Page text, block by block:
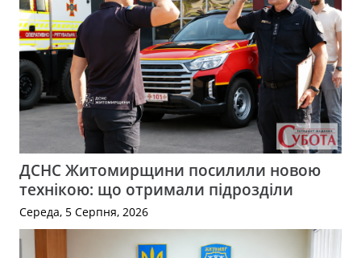
ДСНС Житомирщини посилили новою
технікою: що отримали підрозділи
Середа, 5 Серпня, 2026